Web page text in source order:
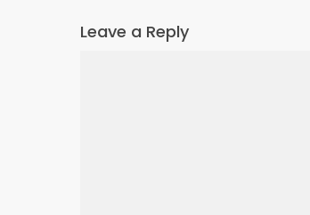
Leave a Reply